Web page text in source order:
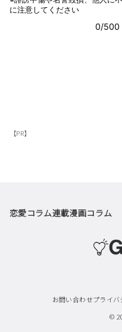
【PR】
恋愛コラム連載漫画コラム
お問い合わせプライバ
©